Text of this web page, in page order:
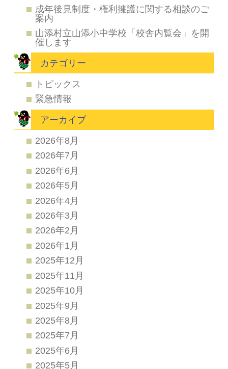
成年後見制度・権利擁護に関する相談のご
案内
山添村立山添小中学校「校舎内覧会」を開
催します
カテゴリー
トピックス
緊急情報
アーカイブ
2026年8月
2026年7月
2026年6月
2026年5月
2026年4月
2026年3月
2026年2月
2026年1月
2025年12月
2025年11月
2025年10月
2025年9月
2025年8月
2025年7月
2025年6月
2025年5月